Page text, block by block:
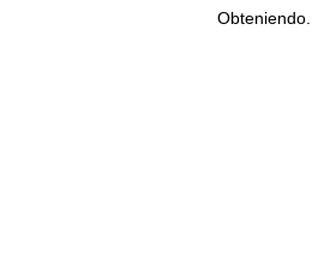
Obteniendo...